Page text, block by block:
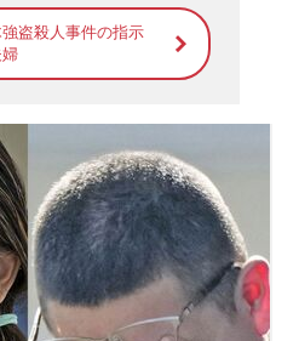
強盗殺人事件の指示